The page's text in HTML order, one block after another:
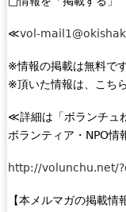
≪vol-
※情報の掲載は無料です
※頂いた情報は、こち
≪詳細は「ボランチュ
ボランティア・NPO
http://volunchu.net/
【本メルマガの掲載